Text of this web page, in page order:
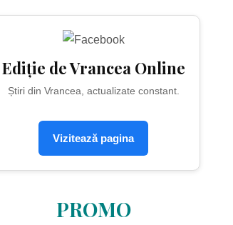
Ediție de Vrancea Online
Știri din Vrancea, actualizate constant.
Vizitează pagina
PROMO